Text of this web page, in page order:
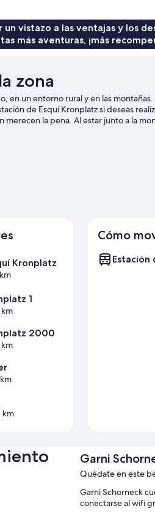
cama
de
matrimonio,
privado
un vistazo a las ventajas y los
más aventuras, ¡más
zona
en un entorno rural y en las
de Esquí Kronplatz si deseas
merecen la pena. Al estar junto a la
actividades al aire libre, como el
Kronplatz
1
2000
km
Cómo
Estación
Garni
Quédate en este
Garni Schorneck
conectarse al wifi